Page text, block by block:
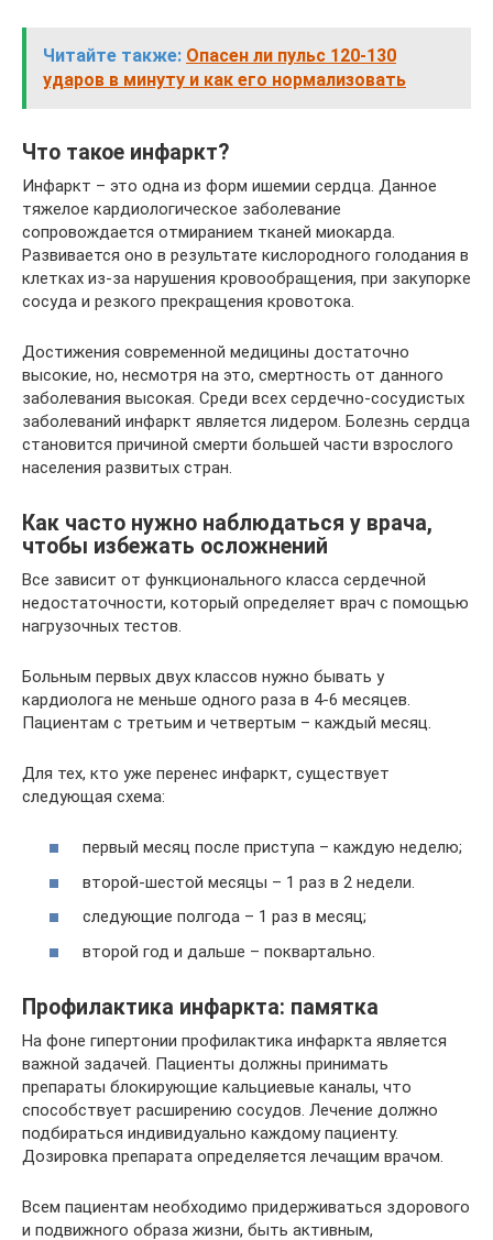
Читайте также: Опасен ли пульс 120-130
ударов в минуту и как его нормализовать
Что такое инфаркт?
Инфаркт – это одна из форм ишемии сердца. Данное
тяжелое кардиологическое заболевание
сопровождается отмиранием тканей миокарда.
Развивается оно в результате кислородного голодания в
клетках из-за нарушения кровообращения, при закупорке
сосуда и резкого прекращения кровотока.
Достижения современной медицины достаточно
высокие, но, несмотря на это, смертность от данного
заболевания высокая. Среди всех сердечно-сосудистых
заболеваний инфаркт является лидером. Болезнь сердца
становится причиной смерти большей части взрослого
населения развитых стран.
Как часто нужно наблюдаться у врача,
чтобы избежать осложнений
Все зависит от функционального класса сердечной
недостаточности, который определяет врач с помощью
нагрузочных тестов.
Больным первых двух классов нужно бывать у
кардиолога не меньше одного раза в 4-6 месяцев.
Пациентам с третьим и четвертым – каждый месяц.
Для тех, кто уже перенес инфаркт, существует
следующая схема:
первый месяц после приступа – каждую неделю;
второй-шестой месяцы – 1 раз в 2 недели.
следующие полгода – 1 раз в месяц;
второй год и дальше – поквартально.
Профилактика инфаркта: памятка
На фоне гипертонии профилактика инфаркта является
важной задачей. Пациенты должны принимать
препараты блокирующие кальциевые каналы, что
способствует расширению сосудов. Лечение должно
подбираться индивидуально каждому пациенту.
Дозировка препарата определяется лечащим врачом.
Всем пациентам необходимо придерживаться здорового
и подвижного образа жизни, быть активным,